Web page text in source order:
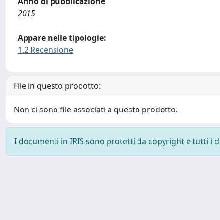
2015
Appare nelle tipologie:
1.2 Recensione
File in questo prodotto:
Non ci sono file associati a questo prodotto.
I documenti in IRIS sono protetti da copyright e tutti i